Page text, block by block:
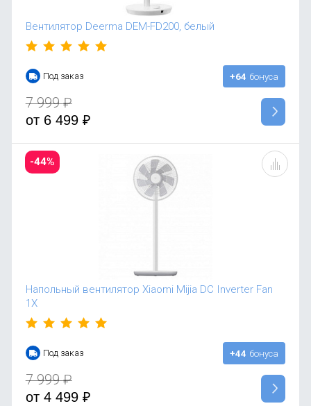
Вентилятор Deerma DEM-FD200, белый
Под заказ +64 бонуса
от6 499 ₽
7 999₽
-44%
Напольный вентилятор Xiaomi Mijia DC Inverter Fan
1X
Под заказ +44 бонуса
от4 499 ₽
7 999₽